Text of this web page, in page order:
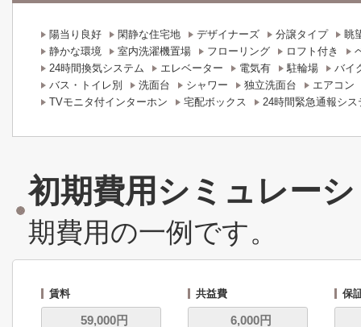
陽当り良好 閑静な住宅地 デザイナーズ 分譲タイプ
眺
静かな環境
室内洗濯機置場 フローリング ロフト付き
24時間換気システム
エレベーター 電気有 駐輪場
バイ
バス・トイレ別
洗面台 シャワー 独立洗面台
エアコン
TVモニタ付インターホン
宅配ボックス 24時間緊急通報シス
初期費用シミュレー
期費用の一例です。
賃料 共益費 保